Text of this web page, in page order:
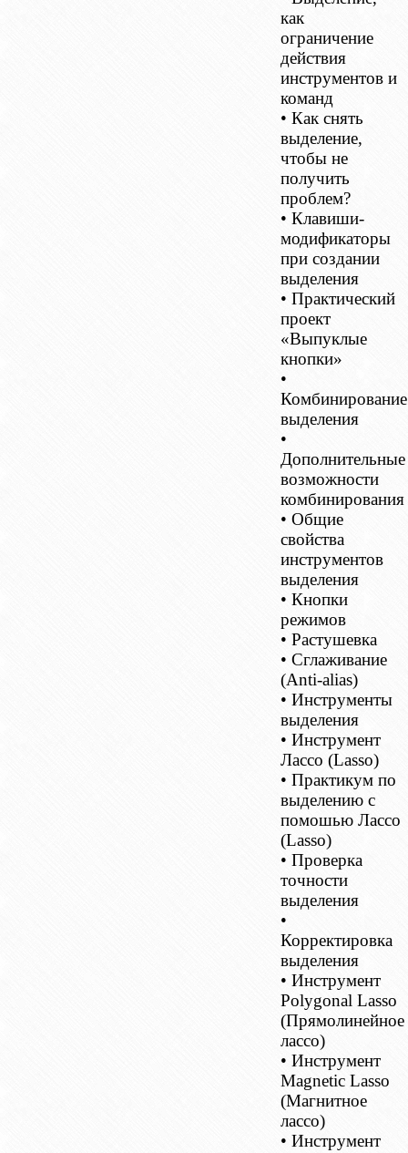
как
ограничение
действия
инструментов и
команд
• Как снять
выделение,
чтобы не
получить
проблем?
• Клавиши-
модификаторы
при создании
выделения
• Практический
проект
«Выпуклые
кнопки»
•
Комбинирование
выделения
•
Дополнительные
возможности
комбинирования
• Общие
свойства
инструментов
выделения
• Кнопки
режимов
• Растушевка
• Сглаживание
(Anti-alias)
• Инструменты
выделения
• Инструмент
Лассо (Lasso)
• Практикум по
выделению с
помошью Лассо
(Lasso)
• Проверка
точности
выделения
•
Корректировка
выделения
• Инструмент
Polygonal Lasso
(Прямолинейное
лассо)
• Инструмент
Magnetic Lasso
(Магнитное
лассо)
• Инструмент